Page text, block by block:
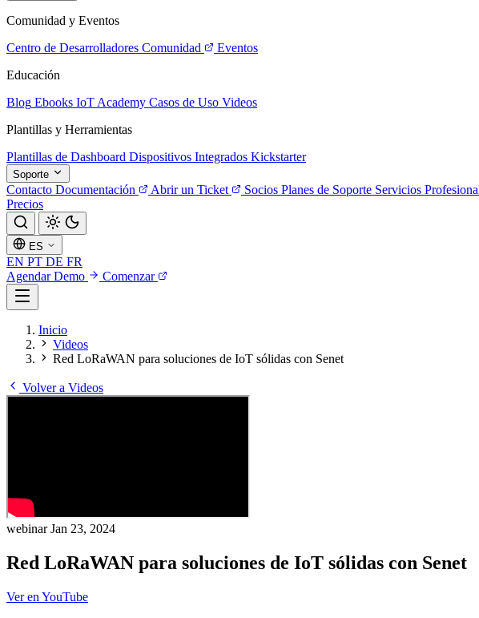
Comunidad y Eventos
Centro de Desarrolladores Comunidad
Eventos
Educación
Blog Ebooks IoT Academy Casos de Uso Videos
Plantillas y Herramientas
Plantillas de Dashboard Dispositivos Integrados Kickstarter
Soporte
Contacto Documentación Abrir un Ticket Socios Planes de Soporte Servicios
Precios
ES
EN PT DE FR
Agendar Demo
Comenzar
Inicio
Videos
Red LoRaWAN para soluciones de IoT sólidas con Senet
Volver a Videos
webinarJan 23, 2024
Red LoRaWAN para soluciones de IoT sólidas con Senet
Ver en YouTube